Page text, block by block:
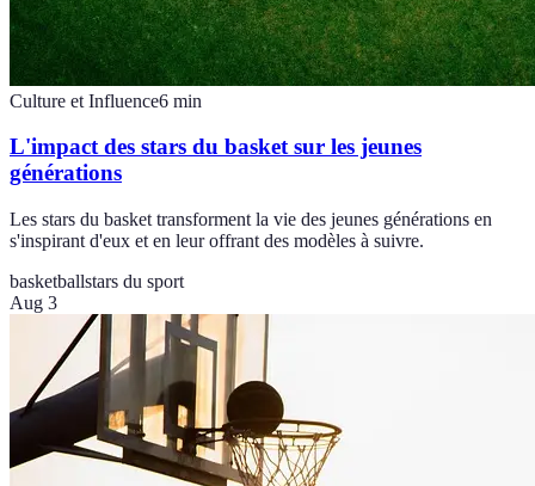
Culture et Influence6 min
L'impact des stars du basket sur les jeunes
générations
Les stars du basket transforment la vie des jeunes générations en
s'inspirant d'eux et en leur offrant des modèles à suivre.
basketballstars du sport
Aug 3